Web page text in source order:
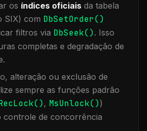
os índices oficiais da tabela
SIX) com DbSetOrder()
filtros via DbSeek(). Isso
completas e degradação de
alteração ou exclusão de
sempre as funções padrão
, MsUnlock())
controle de concorrência